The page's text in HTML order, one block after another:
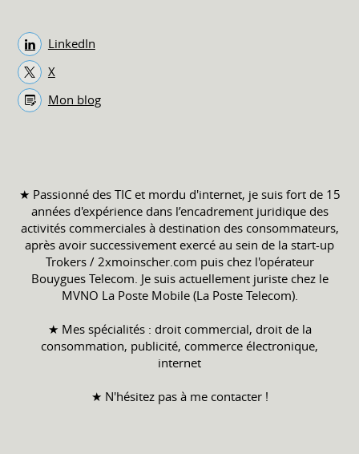
LinkedIn
X
Mon blog
★ Passionné des TIC et mordu d'internet, je suis fort de 15
années d'expérience dans l’encadrement juridique des
activités commerciales à destination des consommateurs,
après avoir successivement exercé au sein de la start-up
Trokers / 2xmoinscher.com puis chez l'opérateur
Bouygues Telecom. Je suis actuellement juriste chez le
MVNO La Poste Mobile (La Poste Telecom).
★ Mes spécialités : droit commercial, droit de la
consommation, publicité, commerce électronique,
internet
★ N'hésitez pas à me contacter !